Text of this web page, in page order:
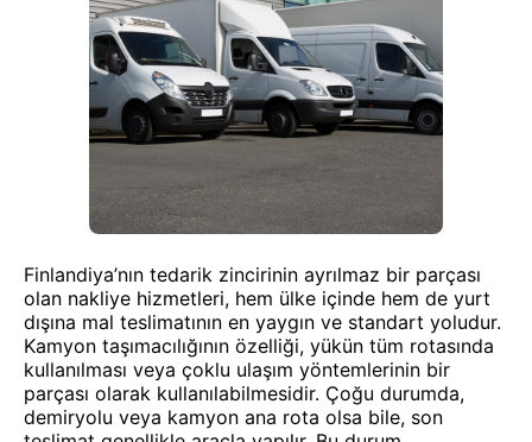
Finlandiya’nın tedarik zincirinin ayrılmaz bir parçası
olan nakliye hizmetleri, hem ülke içinde hem de yurt
dışına mal teslimatının en yaygın ve standart yoludur.
Kamyon taşımacılığının özelliği, yükün tüm rotasında
kullanılması veya çoklu ulaşım yöntemlerinin bir
parçası olarak kullanılabilmesidir. Çoğu durumda,
demiryolu veya kamyon ana rota olsa bile, son